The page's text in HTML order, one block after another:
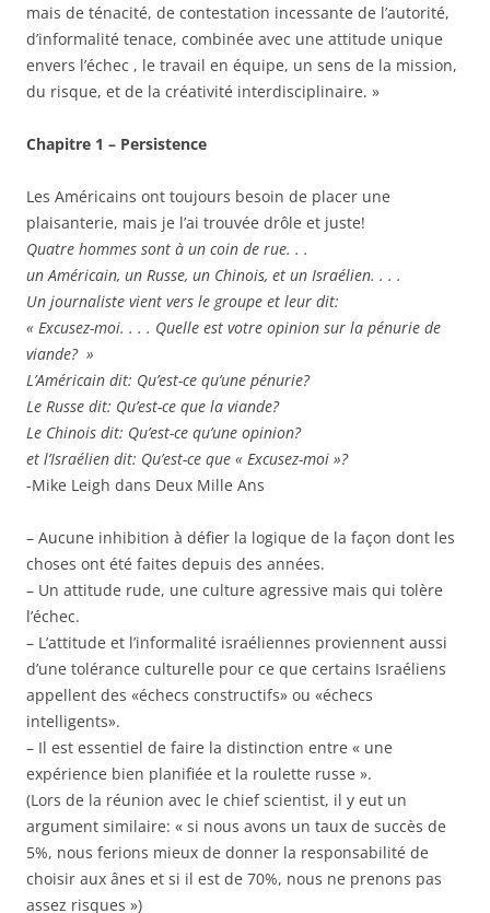
mais de ténacité, de contestation incessante de l’autorité,
d’informalité tenace, combinée avec une attitude unique
envers l’échec , le travail en équipe, un sens de la mission,
du risque, et de la créativité interdisciplinaire. »
Chapitre 1 – Persistence
Les Américains ont toujours besoin de placer une
plaisanterie, mais je l’ai trouvée drôle et juste!
Quatre hommes sont à un coin de rue. . .
un Américain, un Russe, un Chinois, et un Israélien. . . .
Un journaliste vient vers le groupe et leur dit:
« Excusez-moi. . . . Quelle est votre opinion sur la pénurie de
viande? »
L’Américain dit: Qu’est-ce qu’une pénurie?
Le Russe dit: Qu’est-ce que la viande?
Le Chinois dit: Qu’est-ce qu’une opinion?
et l’Israélien dit: Qu’est-ce que « Excusez-moi »?
-Mike Leigh dans Deux Mille Ans
– Aucune inhibition à défier la logique de la façon dont les
choses ont été faites depuis des années.
– Un attitude rude, une culture agressive mais qui tolère
l’échec.
– L’attitude et l’informalité israéliennes proviennent aussi
d’une tolérance culturelle pour ce que certains Israéliens
appellent des «échecs constructifs» ou «échecs
intelligents».
– Il est essentiel de faire la distinction entre « une
expérience bien planifiée et la roulette russe ».
(Lors de la réunion avec le chief scientist, il y eut un
argument similaire: « si nous avons un taux de succès de
5%, nous ferions mieux de donner la responsabilité de
choisir aux ânes et si il est de 70%, nous ne prenons pas
assez risques »)